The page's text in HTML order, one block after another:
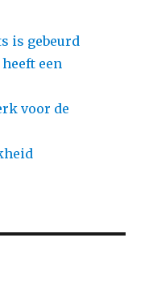
is gebeurd
een
voor de